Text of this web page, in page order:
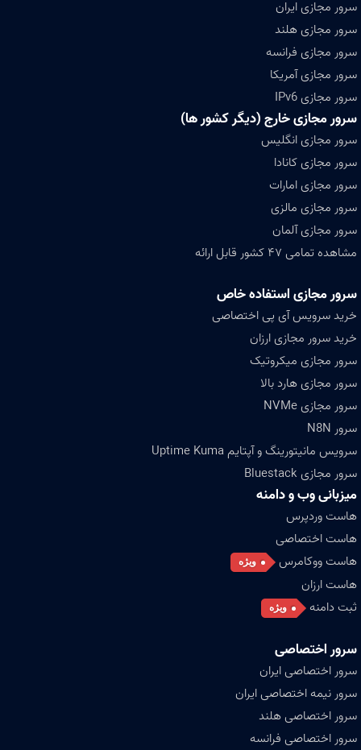
سرور مجازی ایران
سرور مجازی هلند
سرور مجازی فرانسه
سرور مجازی آمریکا
سرور مجازی IPv6
سرور مجازی خارج (دیگر کشور ها)
سرور مجازی انگلیس
سرور مجازی کانادا
سرور مجازی امارات
سرور مجازی مالزی
سرور مجازی آلمان
مشاهده تمامی ۴۷ کشور قابل ارائه
سرور مجازی استفاده خاص
خرید سرویس آی پی اختصاصی
خرید سرور مجازی ارزان
سرور مجازی میکروتیک
سرور مجازی هارد بالا
سرور مجازی NVMe
سرور N8N
سرویس مانیتورینگ و آپتایم Uptime Kuma
سرور مجازی Bluestack
میزبانی وب و دامنه
هاست وردپرس
هاست اختصاصی
هاست ووکامرس
ویژه
هاست ارزان
ثبت دامنه
ویژه
سرور اختصاصی
سرور اختصاصی ایران
سرور نیمه اختصاصی ایران
سرور اختصاصی هلند
سرور اختصاصی فرانسه